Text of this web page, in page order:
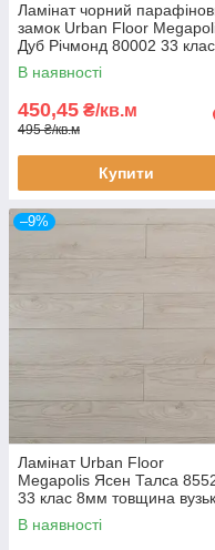
Ламінат чорний
замок Urban Floor
Дуб Річмонд 80002 33 клас
8мм товщина вузька дошка
фаскою покриття 3D
В наявності
450,45 ₴/кв.м
495 ₴/кв.м
Купити
–9%
Ламінат Urban Floor
Megapolis Ясен Талса
33 клас 8мм товщина
дошка з фаскою покриття
В наявності